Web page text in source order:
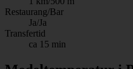
Restaurang/Bar
Ja/Ja
Transfertid
ca 15 min